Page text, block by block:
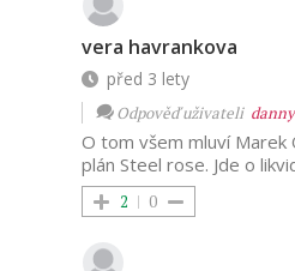
vera havrankova
před 3 lety
Odpověď uživateli danny
O tom všem mluví
plán Steel rose. Jde o
2 0